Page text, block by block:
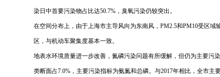
染日中首要污染物占比达50.7%，臭氧污染仍较突出。
在空间分布上，由于上海市主导风向为东南风，PM2.5和PM10受区
区，与机动车聚集度基本一致。
地表水环境质量进一步改善，氮磷污染问题有所缓解，但仍为主要污
类断面占7.0%，主要污染指标为氨氮和总磷。与2017年相比，全市